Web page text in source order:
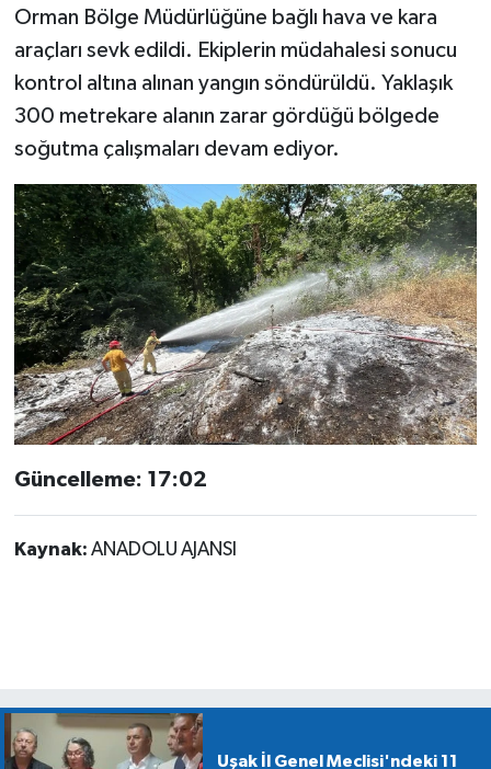
Orman Bölge Müdürlüğüne bağlı hava ve kara
araçları sevk edildi. Ekiplerin müdahalesi sonucu
kontrol altına alınan yangın söndürüldü. Yaklaşık
300 metrekare alanın zarar gördüğü bölgede
soğutma çalışmaları devam ediyor.
Güncelleme: 17:02
Kaynak: ANADOLU AJANSI
Uşak İl Genel Meclisi'ndeki 11